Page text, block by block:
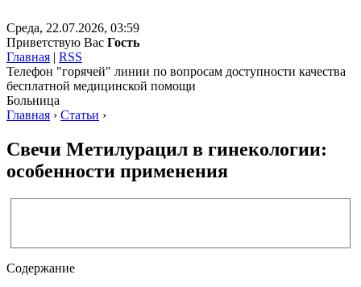
Среда, 22.07.2026, 03:59
Приветствую Вас Гость
Главная | RSS
Телефон "горячей" линии по вопросам доступности качества
бесплатной медицинской помощи
Больница
Главная › Статьи ›
Свечи Метилурацил в гинекологии:
особенности применения
Содержание